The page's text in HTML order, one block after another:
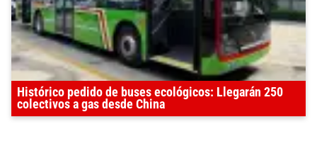
Histórico pedido de buses ecológicos: Llegarán 250
colectivos a gas desde China